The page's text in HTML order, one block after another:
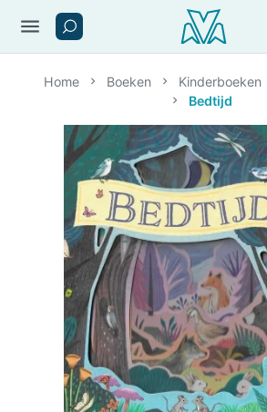
menu
Home Boeken Kinderboeken
Bedtijd